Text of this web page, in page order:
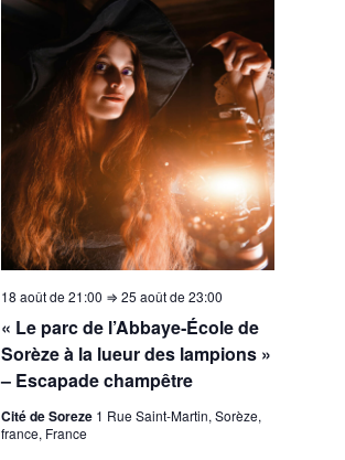
« Le parc de l’Abbaye‑École de
Sorèze à la lueur des lampions »
– Escapade champêtre
18 août de 21:00 ⇒25 août de 23:00
Cité de Soreze 1 Rue Saint-Martin, Sorèze,
france, France